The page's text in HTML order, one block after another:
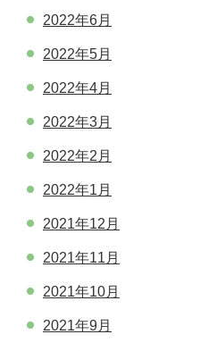
2022年6月
2022年5月
2022年4月
2022年3月
2022年2月
2022年1月
2021年12月
2021年11月
2021年10月
2021年9月